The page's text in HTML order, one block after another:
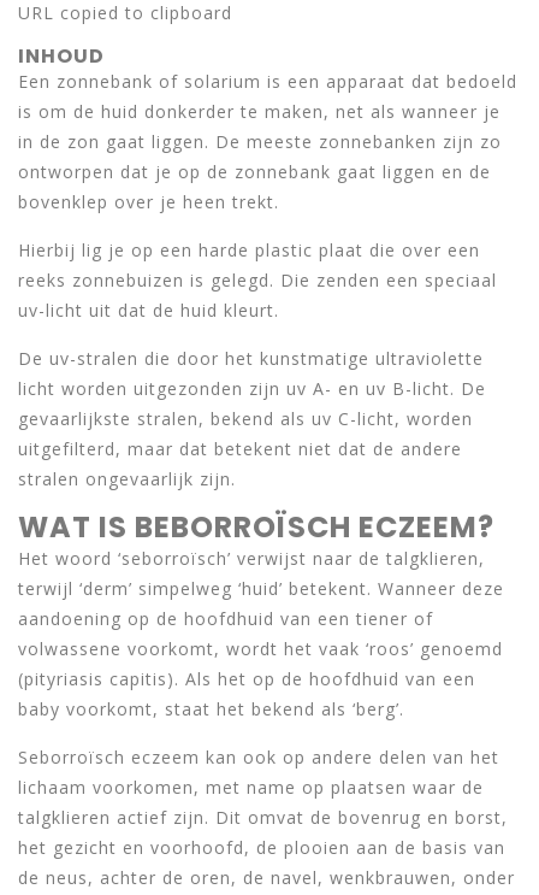
URL copied to clipboard
INHOUD
Een zonnebank of solarium is een apparaat dat bedoeld
is om de huid donkerder te maken, net als wanneer je
in de zon gaat liggen. De meeste zonnebanken zijn zo
ontworpen dat je op de zonnebank gaat liggen en de
bovenklep over je heen trekt.
Hierbij lig je op een harde plastic plaat die over een
reeks zonnebuizen is gelegd. Die zenden een speciaal
uv-licht uit dat de huid kleurt.
De uv-stralen die door het kunstmatige ultraviolette
licht worden uitgezonden zijn uv A- en uv B-licht. De
gevaarlijkste stralen, bekend als uv C-licht, worden
uitgefilterd, maar dat betekent niet dat de andere
stralen ongevaarlijk zijn.
WAT IS BEBORROÏSCH ECZEEM?
Het woord ‘seborroïsch’ verwijst naar de talgklieren,
terwijl ‘derm’ simpelweg ‘huid’ betekent. Wanneer deze
aandoening op de hoofdhuid van een tiener of
volwassene voorkomt, wordt het vaak ‘roos’ genoemd
(pityriasis capitis). Als het op de hoofdhuid van een
baby voorkomt, staat het bekend als ‘berg’.
Seborroïsch eczeem kan ook op andere delen van het
lichaam voorkomen, met name op plaatsen waar de
talgklieren actief zijn. Dit omvat de bovenrug en borst,
het gezicht en voorhoofd, de plooien aan de basis van
de neus, achter de oren, de navel, wenkbrauwen, onder